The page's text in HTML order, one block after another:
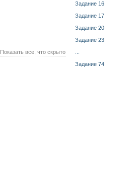
Задание 16
Задание 17
Задание 20
Задание 23
Показать все, что скрыто
Задание 74